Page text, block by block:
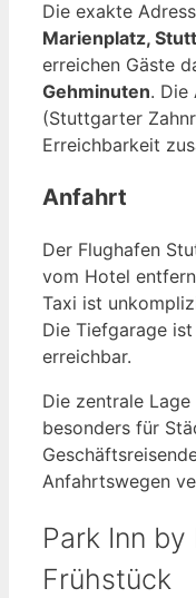
Die exakte
Marienplatz,
erreichen Gäste
Gehminuten. Die
(Stuttgarter
Erreichbarkeit
Anfahrt
Der Flughafen
vom Hotel
Taxi ist
Die Tiefgarage
erreichbar.
Die zentrale
besonders für
Anfahrtswegen
Park Inn
Frühstück